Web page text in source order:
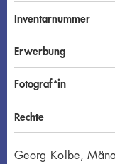
Inventarnummer
Erwerbung
Fotograf*in
Rechte
Georg Kolbe,